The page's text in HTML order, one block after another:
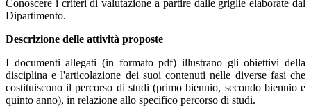
Conoscere i criteri di valutazione a partire dalle griglie elaborate dal
Dipartimento.
Descrizione delle attività proposte
I documenti allegati (in formato pdf) illustrano gli obiettivi della
disciplina e l'articolazione dei suoi contenuti nelle diverse fasi che
costituiscono il percorso di studi (primo biennio, secondo biennio e
quinto anno), in relazione allo specifico percorso di studi.